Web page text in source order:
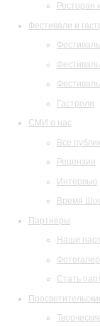
Ресторан
Фестивали и
Гастроли
СМИ о нас
Все
Рецензии
Интервью
Время
Партнеры
Наши
Стать